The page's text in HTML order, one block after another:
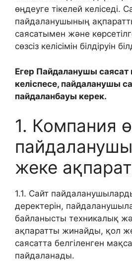
өңдеуге тікелей келіседі.
пайдаланушының
саясатымен және
сөзсіз келісімін білдіруін
Егер Пайдаланушы
келіспесе, пайдаланушы
пайдаланбауы керек.
1. Компания
жеке
1.1. Сайт
деректерін,
байланысты техникалық
ақпаратты жинайды, қол
саясатта белгіленген
пайдаланады.